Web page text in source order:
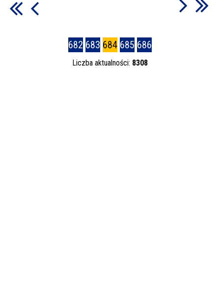
—
682 683 684 685 686
Liczba aktualności: 8308